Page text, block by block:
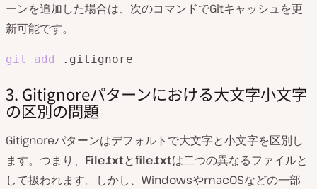
ーンを追加した場合は、次のコマンドでGitキャッシュを更
新可能です。
git add .gitignore
3. Gitignoreパターンにおける大文字小文字
の区別の問題
Gitignoreパターンはデフォルトで大文字と小文字を区別し
ます。つまり、 File.txtとfile.txtは二つの異なるファイルと
して扱われます。しかし、WindowsやmacOSなどの一部